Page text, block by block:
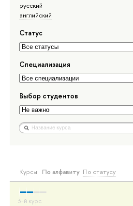
русский
английский
Статус
Специализация
Выбор студентов
Курсы: По алфавиту По статусу